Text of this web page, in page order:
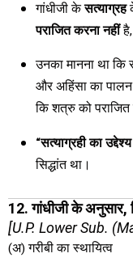
गांधीजी केसत्याग्रह
पराजित करना नहीं
उनका मानना था कि
और अहिंसा का पालन
कि शत्रु को पराजित
“सत्याग्रही का
सिद्धांत था।
12. गांधीजी के
[U.P. Lower Sub.
(अ) गरीबी का स्थायित्व